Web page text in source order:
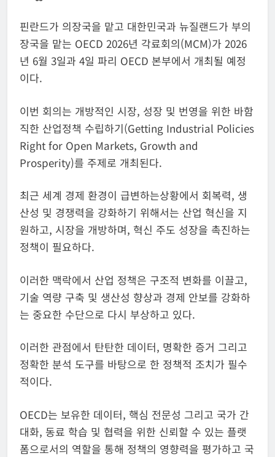
핀란드가 의장국을 맡고 대한민국과 뉴질랜드가 부의
장국을 맡는 OECD 2026년 각료회의(MCM)가 2026
년 6월 3일과 4일 파리 OECD 본부에서 개최될 예정
이다.
이번 회의는 개방적인 시장, 성장 및 번영을 위한 바함
직한 산업정책 수립하기(Getting Industrial Policies
Right for Open Markets, Growth and
Prosperity)를 주제로 개최된다.
최근 세계 경제 환경이 급변하는상황에서 회복력, 생
산성 및 경쟁력을 강화하기 위해서는 산업 혁신을 지
원하고, 시장을 개방하며, 혁신 주도 성장을 촉진하는
정책이 필요하다.
이러한 맥락에서 산업 정책은 구조적 변화를 이끌고,
기술 역량 구축 및 생산성 향상과 경제 안보를 강화하
는 중요한 수단으로 다시 부상하고 있다.
이러한 관점에서 탄탄한 데이터, 명확한 증거 그리고
정확한 분석 도구를 바탕으로 한 정책적 조치가 필수
적이다.
OECD는 보유한 데이터, 핵심 전문성 그리고 국가 간
대화, 동료 학습 및 협력을 위한 신뢰할 수 있는 플랫
폼으로서의 역할을 통해 정책의 영향력을 평가하고 국